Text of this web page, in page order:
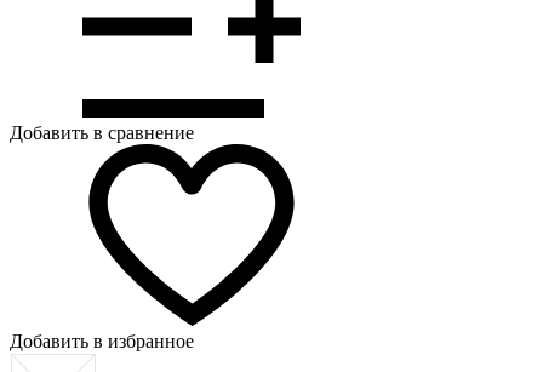
Добавить в сравнение
Добавить в избранное